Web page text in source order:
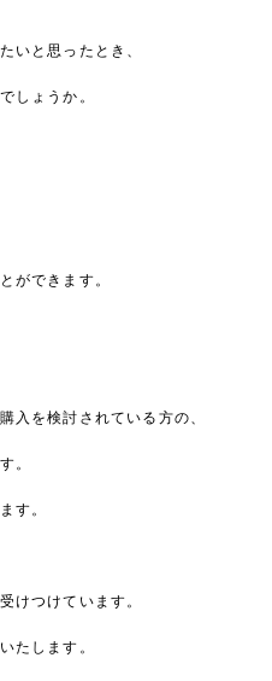
いと思ったとき、
しょうか。
ができます。
入を検討されている方の、
。
す。
けつけています。
たします。